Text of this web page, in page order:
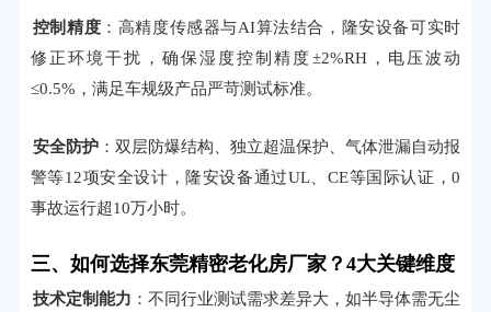
控制精度 ：高精度传感器与AI算法结合，隆安设备可实时
修正环境干扰，确保湿度控制精度±2%RH，电压波动
≤0.5%，满足车规级产品严苛测试标准。
安全防护：双层防爆结构、独立超温保护、气体泄漏自动报
警等12项安全设计，隆安设备通过UL、CE等国际认证，0
事故运行超10万小时。
三、如何选择东莞精密老化房厂家？4大关键维度
技术定制能力 ：不同行业测试需求差异大，如半导体需无尘